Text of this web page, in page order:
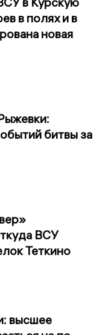
в полях и в
новая
битвы за
ВСУ
Теткино
высшее